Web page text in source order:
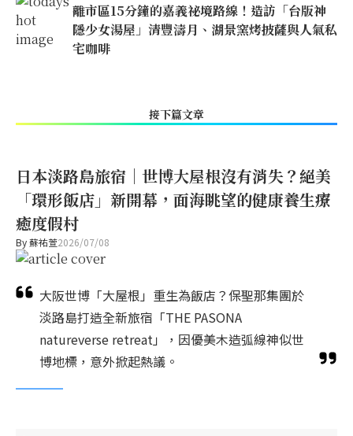
離市區15分鐘的嘉義祕境路線！造訪「台版神
隱少女湯屋」清豐濤月、湖景窯烤披薩與人氣私
宅咖啡
接下篇文章
日本淡路島旅宿｜世博大屋根沒有消失？絕美
「環形飯店」新開幕，面海眺望的健康養生療
癒度假村
By蘇祐萱2026/07/08
大阪世博「大屋根」重生為飯店？保聖那集團於
淡路島打造全新旅宿「THE PASONA
natureverse retreat」，因優美木造弧線神似世
博地標，意外掀起熱議。